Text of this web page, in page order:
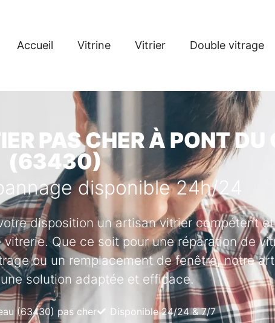
Accueil Vitrine Vitrier Double vitrage
PAS CHER À PONT DU
(63430)
disponible 24h/24
disposition un artisan vitrier compétent et
Que ce soit pour une réparation de
ou un remplacement de fenêtre, notre
solution adaptée et efficace.
(63430) pas cher Disponible 24/24 & 7/7